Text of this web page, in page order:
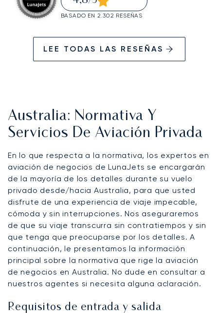
BASADO EN 2.302 RESEÑAS
LEE TODAS LAS RESEÑAS
Australia: Normativa Y
Servicios De Aviación Privada
En lo que respecta a la normativa, los expertos en
aviación de negocios de LunaJets se encargarán
de la mayoría de los detalles durante su vuelo
privado desde/hacia Australia, para que usted
disfrute de una experiencia de viaje impecable,
cómoda y sin interrupciones. Nos aseguraremos
de que su viaje transcurra sin contratiempos y sin
que tenga que preocuparse por los detalles. A
continuación, le presentamos la información
principal sobre la normativa que rige la aviación
de negocios en Australia. No dude en consultar a
nuestros agentes si necesita alguna aclaración.
Requisitos de entrada y salida